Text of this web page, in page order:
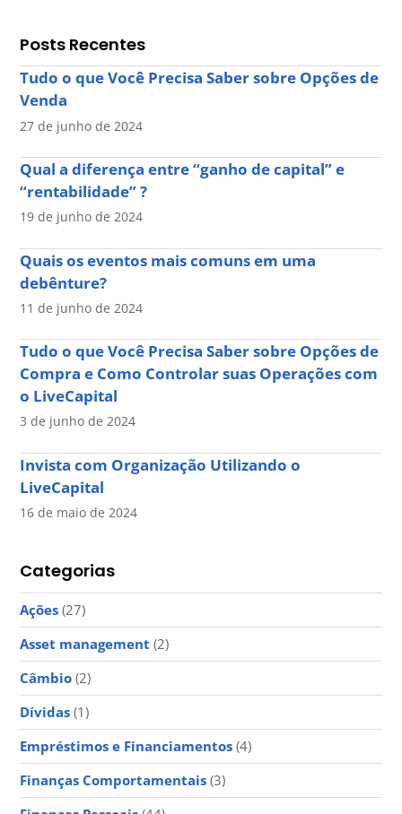
Posts Recentes
Tudo o que Você Precisa Saber sobre Opções de
Venda
27 de junho de 2024
Qual a diferença entre “ganho de capital” e
“rentabilidade” ?
19 de junho de 2024
Quais os eventos mais comuns em uma
debênture?
11 de junho de 2024
Tudo o que Você Precisa Saber sobre Opções de
Compra e Como Controlar suas Operações com
o LiveCapital
3 de junho de 2024
Invista com Organização Utilizando o
LiveCapital
16 de maio de 2024
Categorias
Ações (27)
Asset management (2)
Câmbio (2)
Dívidas (1)
Empréstimos e Financiamentos (4)
Finanças Comportamentais (3)